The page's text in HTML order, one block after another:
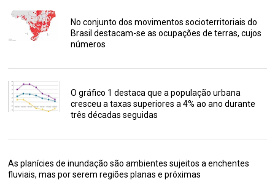
No conjunto dos movimentos socioterritoriais do
Brasil destacam-se as ocupações de terras, cujos
números
O gráfico 1 destaca que a população urbana
cresceu a taxas superiores a 4% ao ano durante
três décadas seguidas
As planícies de inundação são ambientes sujeitos a enchentes
fluviais, mas por serem regiões planas e próximas